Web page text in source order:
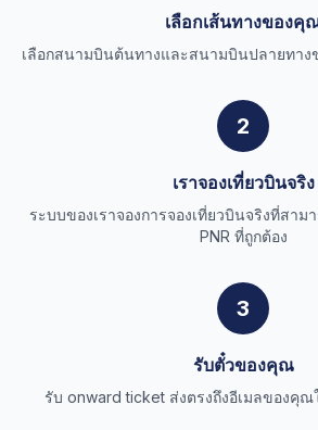
เลือกเส้นทางของคุ
เลือกสนามบินต้นทางและสนามบินปลายทาง
2
เราจองเที่ยวบินจริง
ระบบของเราจองการจองเที่ยวบินจริงที่สาม
PNR ที่ถูกต้อง
3
รับตั๋วของคุณ
รับ onward ticket ส่งตรงถึงอีเมลของคุณ